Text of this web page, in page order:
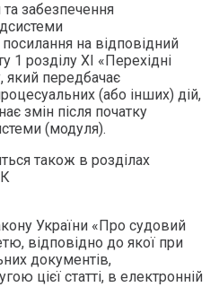
забезпечення
на відповідний
1 розділу XI «Перехідні
який передбачає
(або інших) дій,
змін після початку
(модуля).
також в розділах
України «Про судовий
відповідно до якої при
документів,
цієї статті, в електронній